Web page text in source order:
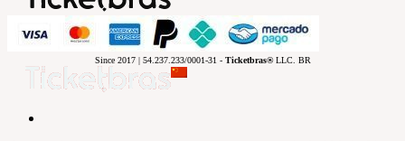
Since 2017 | 54.237.233/0001-31 - Ticketbras®LLC. BR